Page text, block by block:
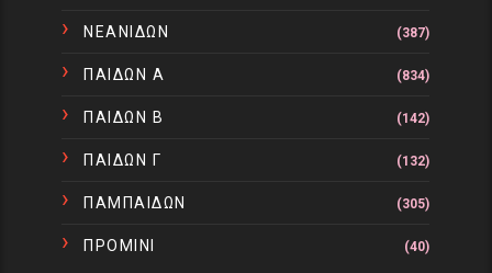
ΝΕΑΝΙΔΩΝ (387)
ΠΑΙΔΩΝ Α (834)
ΠΑΙΔΩΝ Β (142)
ΠΑΙΔΩΝ Γ (132)
ΠΑΜΠΑΙΔΩΝ (305)
ΠΡΟΜΙΝΙ (40)